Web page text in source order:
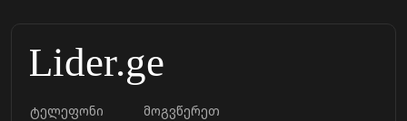
ტელეფონი მოგვწერეთ